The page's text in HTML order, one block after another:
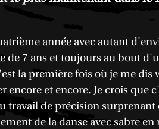
année avec autant
de 7 ans et toujours au bout
la première fois où je me
encore et encore. Je crois
travail de précision
de la danse avec sabre